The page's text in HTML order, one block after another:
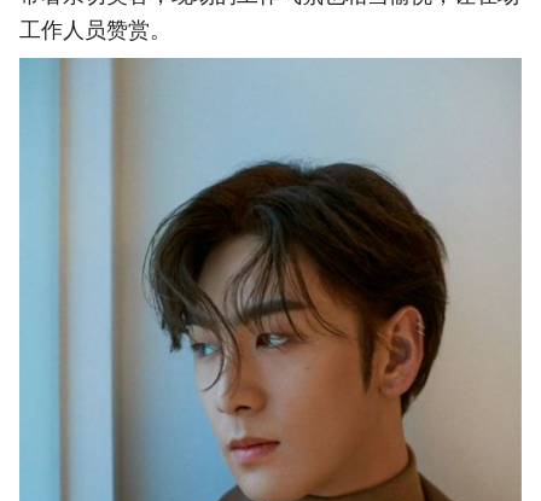
工作人员赞赏。